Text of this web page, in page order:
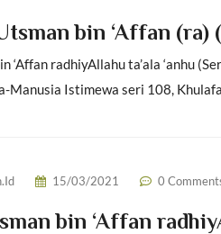
bin ‘Affan (ra)
‘Affan radhiyAllahu ta’ala ‘anhu
Manusia Istimewa seri 108,
15/03/2021 0
bin ‘Affan